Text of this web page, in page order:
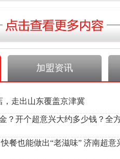
加盟资讯
，走出山东覆盖京津冀
？开个超意兴大约多少钱？全
餐也能做出“老滋味” 济南超意